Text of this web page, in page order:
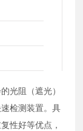
光阻（遮光）
检测装置。具
性好等优点，